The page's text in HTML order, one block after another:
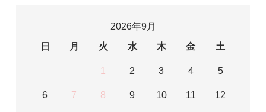
2026年9月
日
月 火 水 木 金 土
1 2 3 4 5
6 7 8 9 10 11 12